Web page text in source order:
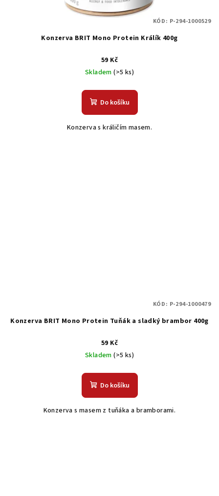
Konzerva BRIT Mono Protein Králík 400g
59 Kč
Skladem(>5 ks)
Do košíku
Konzerva s králičím masem.
KÓD: P-294-1000529
Konzerva BRIT Mono Protein Tuňák a sladký brambor 400g
59 Kč
Skladem(>5 ks)
Do košíku
Konzerva s masem z tuňáka a bramborami.
KÓD: P-294-1000479